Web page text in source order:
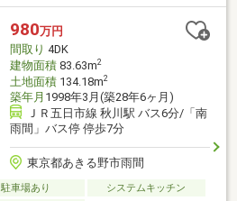
980万円
間取り 4DK
建物面積83.63m2
土地面積134.18m2
築年月 1998年3月(築28年6ヶ月)
ＪＲ五日市線 秋川駅 バス6分/「南
雨間」バス停 停歩7分
東京都あきる野市雨間
駐車場あり
システムキッチン